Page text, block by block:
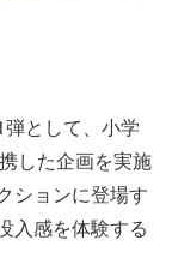
として、小学
した企画を実施
ションに登場す
入感を体験する